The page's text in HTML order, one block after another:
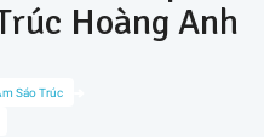
Sáo Trúc
Hoàng Anh